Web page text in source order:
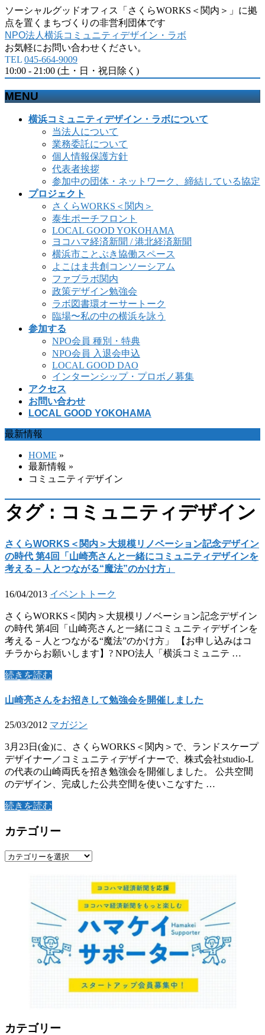
ソーシャルグッドオフィス「さくらWORKS＜関内＞」に拠
点を置くまちづくりの非営利団体です
NPO法人横浜コミュニティデザイン・ラボ
お気軽にお問い合わせください。
TEL 045-664-9009
10:00 - 21:00 (土・日・祝日除く)
MENU
横浜コミュニティデザイン・ラボについて
当法人について
業務委託について
個人情報保護方針
代表者挨拶
参加中の団体・ネットワーク、締結している協定
プロジェクト
さくらWORKS＜関内＞
泰生ポーチフロント
LOCAL GOOD YOKOHAMA
ヨコハマ経済新聞 / 港北経済新聞
横浜市ことぶき協働スペース
よこはま共創コンソーシアム
ファブラボ関内
政策デザイン勉強会
ラボ図書環オーサートーク
臨場〜私の中の横浜を詠う
参加する
NPO会員 種別・特典
NPO会員 入退会申込
LOCAL GOOD DAO
インターンシップ・プロボノ募集
アクセス
お問い合わせ
LOCAL GOOD YOKOHAMA
最新情報
HOME »
最新情報 »
コミュニティデザイン
タグ : コミュニティデザイン
さくらWORKS＜関内＞大規模リノベーション記念デザイン
の時代 第4回「山崎亮さんと一緒にコミュニティデザインを
考える－人とつながる“魔法”のかけ方」
16/04/2013 イベント トーク
さくらWORKS＜関内＞大規模リノベーション記念デザイン
の時代 第4回「山崎亮さんと一緒にコミュニティデザインを
考える－人とつながる“魔法”のかけ方」 【お申し込みはコ
チラからお願いします】? NPO法人「横浜コミュニテ …
続きを読む
山崎亮さんをお招きして勉強会を開催しました
25/03/2012 マガジン
3月23日(金)に、さくらWORKS＜関内＞で、ランドスケープ
デザイナー／コミュニティデザイナーで、株式会社studio-L
の代表の山崎両氏を招き勉強会を開催しました。 公共空間
のデザイン、完成した公共空間を使いこなすた …
続きを読む
カテゴリー
カ
カテゴリー